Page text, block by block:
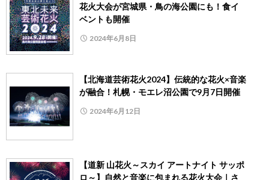
花火大会が宮城県・鳥の海公園にも！食イ
ベントも開催
2024年6月8日
【北海道芸術花火2024】伝統的な花火×音楽
が融合！札幌・モエレ沼公園で9月7日開催
2024年6月12日
【道新 山花火～スカイ アートナイト サッポ
ロ～】自然と音楽に包まれる花火大会｜さ